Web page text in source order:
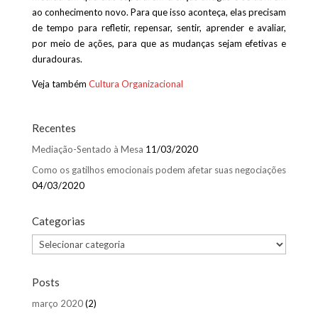
ao conhecimento novo. Para que isso aconteça, elas precisam
de tempo para refletir, repensar, sentir, aprender e avaliar,
por meio de ações, para que as mudanças sejam efetivas e
duradouras.
Veja também Cultura Organizacional
Recentes
Mediação-Sentado à Mesa 11/03/2020
Como os gatilhos emocionais podem afetar suas negociações
04/03/2020
Categorias
Categorias
Posts
março 2020(2)